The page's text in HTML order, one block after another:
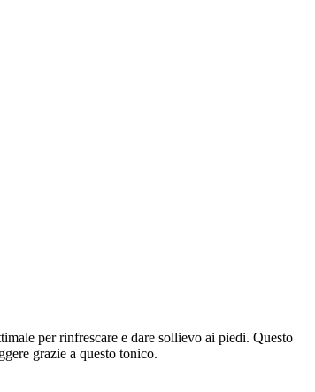
per rinfrescare e dare sollievo ai piedi. Questo
grazie a questo tonico.